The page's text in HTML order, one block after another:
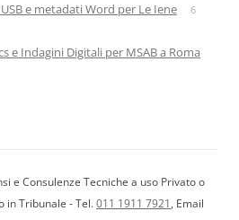
e metadati Word per Le Iene
6
e Indagini Digitali per MSAB a Roma
e Consulenze Tecniche a uso Privato o
in Tribunale - Tel.011 1911 7921, Email